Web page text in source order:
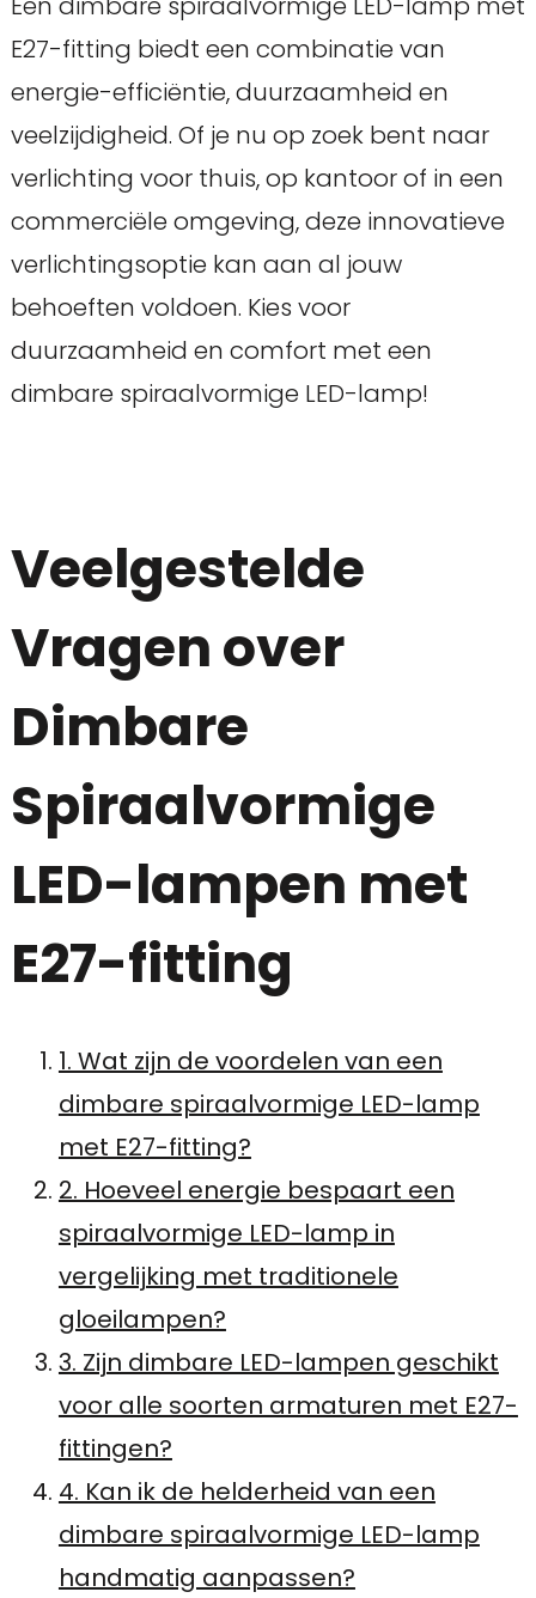
E27-fitting biedt een combinatie van
energie-efficiëntie, duurzaamheid en
veelzijdigheid. Of je nu op zoek bent naar
verlichting voor thuis, op kantoor of in een
commerciële omgeving, deze innovatieve
verlichtingsoptie kan aan al jouw
behoeften voldoen. Kies voor
duurzaamheid en comfort met een
dimbare spiraalvormige LED-lamp!
Veelgestelde
Vragen over
Dimbare
Spiraalvormige
LED-lampen met
E27-fitting
1. Wat zijn de voordelen van een
dimbare spiraalvormige LED-lamp
met E27-fitting?
2. Hoeveel energie bespaart een
spiraalvormige LED-lamp in
vergelijking met traditionele
gloeilampen?
3. Zijn dimbare LED-lampen geschikt
voor alle soorten armaturen met E27-
fittingen?
4. Kan ik de helderheid van een
dimbare spiraalvormige LED-lamp
handmatig aanpassen?